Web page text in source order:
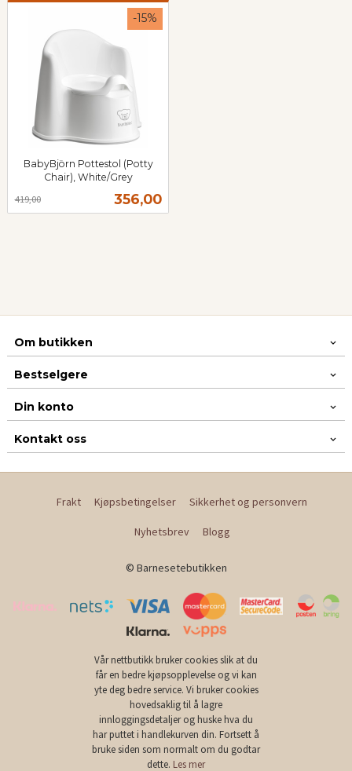
BabyBjörn Pottestol (Potty
Chair), White/Grey
Tilbud
356,00
419,00
-15%
mva.
Om butikken
Bestselgere
Din konto
Kontakt oss
Frakt Kjøpsbetingelser Sikkerhet og personvern
Nyhetsbrev Blogg
© Barnesetebutikken
Vår nettbutikk bruker cookies slik at du
får en bedre kjøpsopplevelse og vi kan
yte deg bedre service. Vi bruker cookies
hovedsaklig til å lagre
innloggingsdetaljer og huske hva du
har puttet i handlekurven din. Fortsett å
bruke siden som normalt om du godtar
dette. Les mer